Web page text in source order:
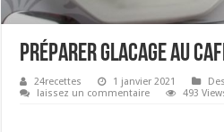
PRÉPARER GLACAGE AU
24recettes 1 janvier 2021
laissez un commentaire
493